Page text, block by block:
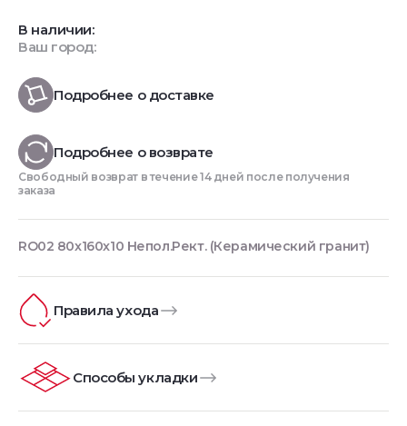
В наличии:
Ваш город:
Подробнее о доставке
Подробнее о возврате
Свободный возврат в течение 14 дней после получения
заказа
RO02 80x160x10 Непол.Рект. (Керамический гранит)
Правила ухода
Способы укладки